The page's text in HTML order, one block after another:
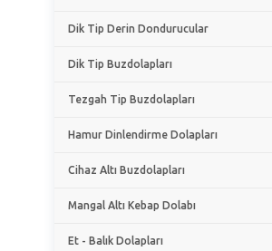
Dik Tip Derin Dondurucular
Dik Tip Buzdolapları
Tezgah Tip Buzdolapları
Hamur Dinlendirme Dolapları
Cihaz Altı Buzdolapları
Mangal Altı Kebap Dolabı
Et - Balık Dolapları